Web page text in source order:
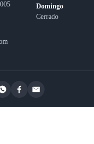
Domingo
Cerrado